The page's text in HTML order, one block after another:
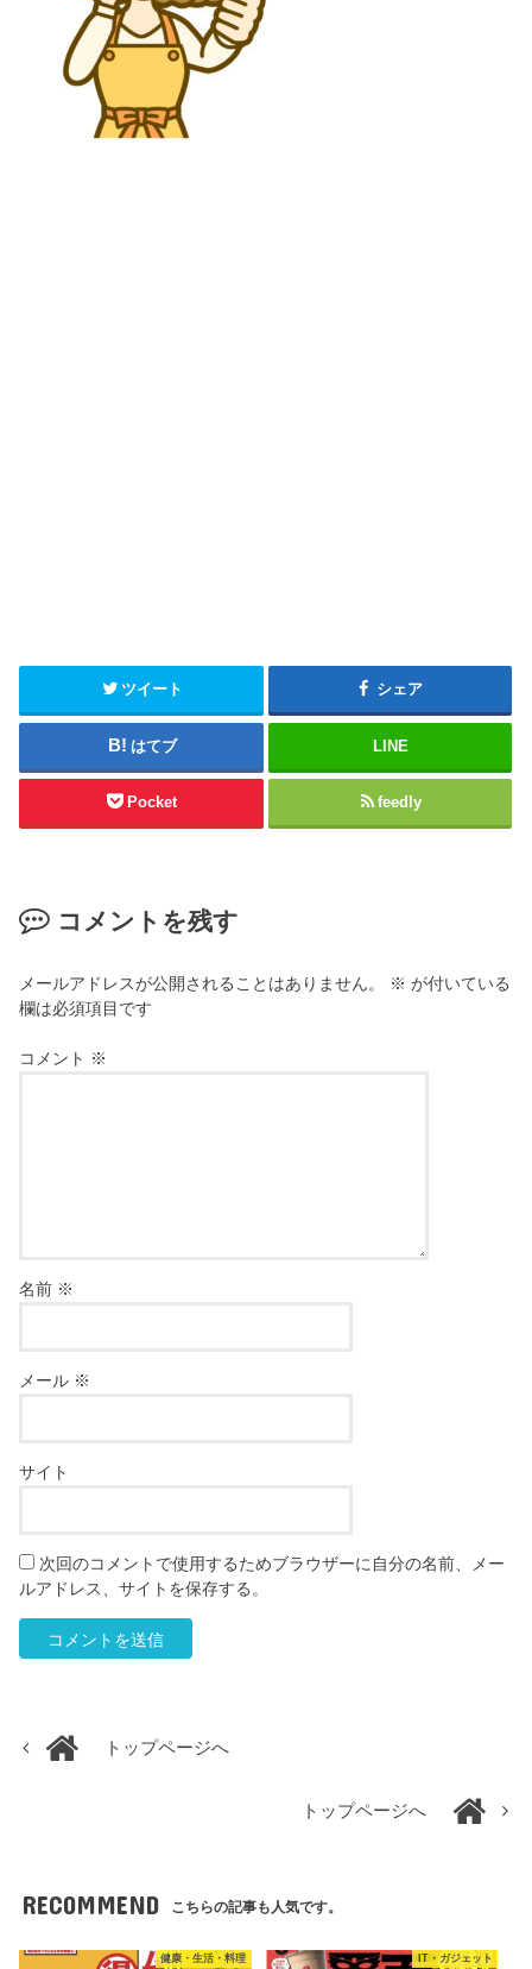
ツイート シェア
はてブ LINE
Pocket feedly
コメントを残す
メールアドレスが公開されることはありません。 ※ が付いている
欄は必須項目です
コメント ※
名前 ※
メール ※
サイト
次回のコメントで使用するためブラウザーに自分の名前、メー
ルアドレス、サイトを保存する。
トップページへ
トップページへ
RECOMMEND こちらの記事も人気です。
健康・生活・料理 IT・ガジェット